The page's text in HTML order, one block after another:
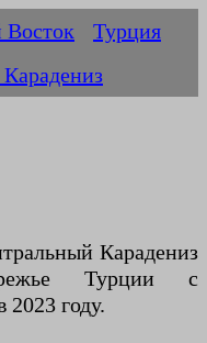
Турция
Карадениз
Турции с
2023 году.